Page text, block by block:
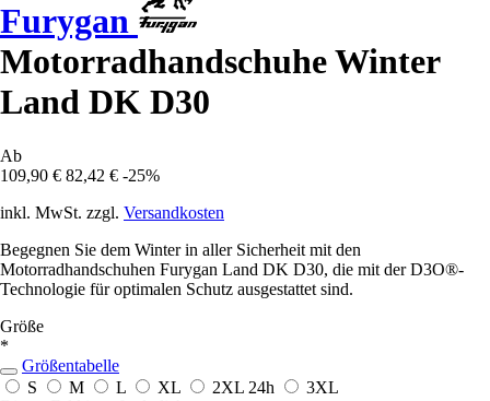
Furygan
Motorradhandschuhe Winter
Land DK D30
Ab
109,90 € 82,42 € -25%
inkl. MwSt. zzgl. Versandkosten
Begegnen Sie dem Winter in aller Sicherheit mit den
Motorradhandschuhen Furygan Land DK D30, die mit der D3O®-
Technologie für optimalen Schutz ausgestattet sind.
Größe
*
Größentabelle
S
M L XL 2XL 24h
3XL